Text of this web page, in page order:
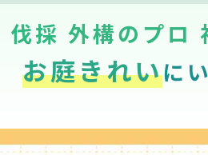
伐採 外構のプロ
お庭きれいに